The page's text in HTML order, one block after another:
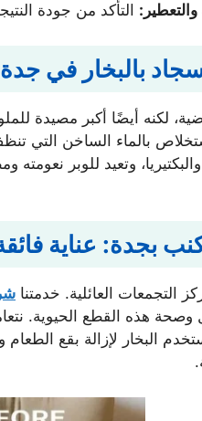
والتعطير: التأكد من جودة
بالبخار في
لكنه أيضًا أكبر مصيدة
بالماء الساخن التي
وتعيد للوبر
بجدة: عناية
التجمعات العائلية. خدمتنا
هذه القطع الحيوية.
البخار لإزالة بقع